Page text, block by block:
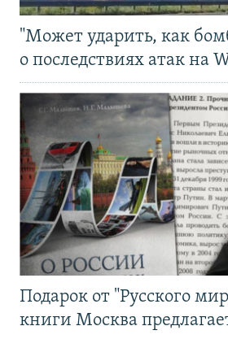
"Может ударить, как
о последствиях атак на
Подарок от "Русского
книги Москва